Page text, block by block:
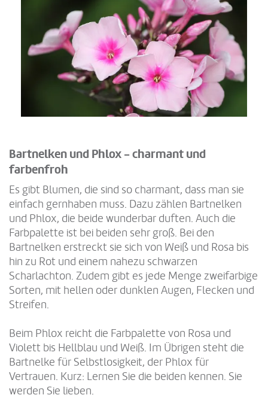
Bartnelken und Phlox - charmant und
farbenfroh
Es gibt Blumen, die sind so charmant, dass man sie
einfach gernhaben muss. Dazu zählen Bartnelken
und Phlox, die beide wunderbar duften. Auch die
Farbpalette ist bei beiden sehr groß. Bei den
Bartnelken erstreckt sie sich von Weiß und Rosa bis
hin zu Rot und einem nahezu schwarzen
Scharlachton. Zudem gibt es jede Menge zweifarbige
Sorten, mit hellen oder dunklen Augen, Flecken und
Streifen.
Beim Phlox reicht die Farbpalette von Rosa und
Violett bis Hellblau und Weiß. Im Übrigen steht die
Bartnelke für Selbstlosigkeit, der Phlox für
Vertrauen. Kurz: Lernen Sie die beiden kennen. Sie
werden Sie lieben.